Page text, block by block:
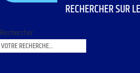
RECHERCHER SUR
Rechercher